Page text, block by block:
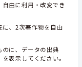
由に利用・改変でき
、2次著作物を自由
に、データの出典
表示してください。